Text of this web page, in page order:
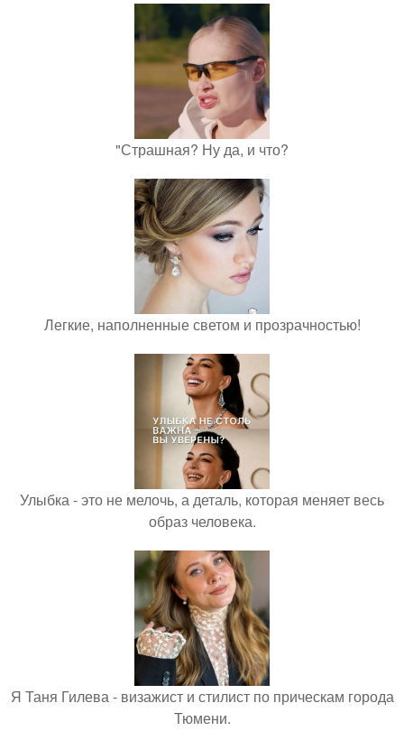
"Страшная? Ну да, и что?
Легкие, наполненные светом и прозрачностью!
Улыбка - это не мелочь, а деталь, которая меняет весь
образ человека.
Я Таня Гилева - визажист и стилист по прическам города
Тюмени.